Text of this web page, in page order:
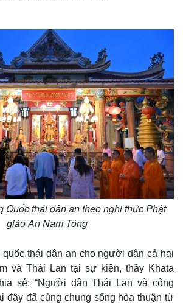
Quốc thái dân an theo nghi thức Phật
giáo An Nam Tông
thái dân an cho người dân cả hai
và Thái Lan tại sự kiện, thầy Khata
sẻ: “Người dân Thái Lan và cộng
đây đã cùng chung sống hòa thuận từ